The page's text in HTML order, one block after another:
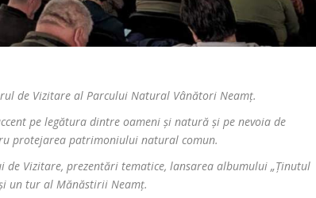
de Vizitare al Parcului Natural Vânători Neamț.
pe legătura dintre oameni și natură și pe nevoia de
protejarea patrimoniului natural comun.
Vizitare, prezentări tematice, lansarea albumului „Ținutul
un tur al Mănăstirii Neamț.